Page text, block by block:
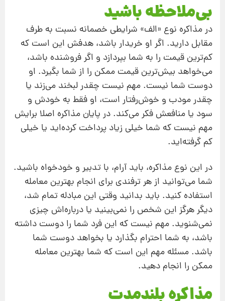
بی‌ملاحظه باشید
در مذاکره نوع «الف» شرایطی خصمانه نسبت به طرف
مقابل دارید. اگر او خریدار باشد، هدفش این است که
کم‌ترین قیمت را به شما بپردازد و اگر فروشنده باشد،
می‌خواهد بیش‌ترین قیمت ممکن را از شما بگیرد. او
دوست شما نیست. مهم نیست چقدر لبخند می‌زند یا
چقدر مودب و خوش‌رفتار است، او فقط به خودش و
سود یا منافعش فکر می‌کند. در پایان مذاکره اصلا برایش
مهم نیست که شما خیلی زیاد پرداخت کرده‌اید یا خیلی
کم گرفته‌اید.
در این نوع مذاکره، باید آرام، با تدبیر و خودخواه باشید.
شما می‌توانید از هر ترفندی برای انجام بهترین معامله
استفاده کنید. باید بدانید وقتی این مبادله تمام شد،
دیگر هرگز این شخص را نمی‌بینید یا درباره‌اش چیزی
نمی‌شنوید. مهم نیست که این فرد شما را دوست داشته
باشد، به شما احترام بگذارد یا بخواهد دوست شما
باشد. مسئله مهم این است که شما بهترین معامله
ممکن را انجام دهید.
مذاکره بلند‌مدت